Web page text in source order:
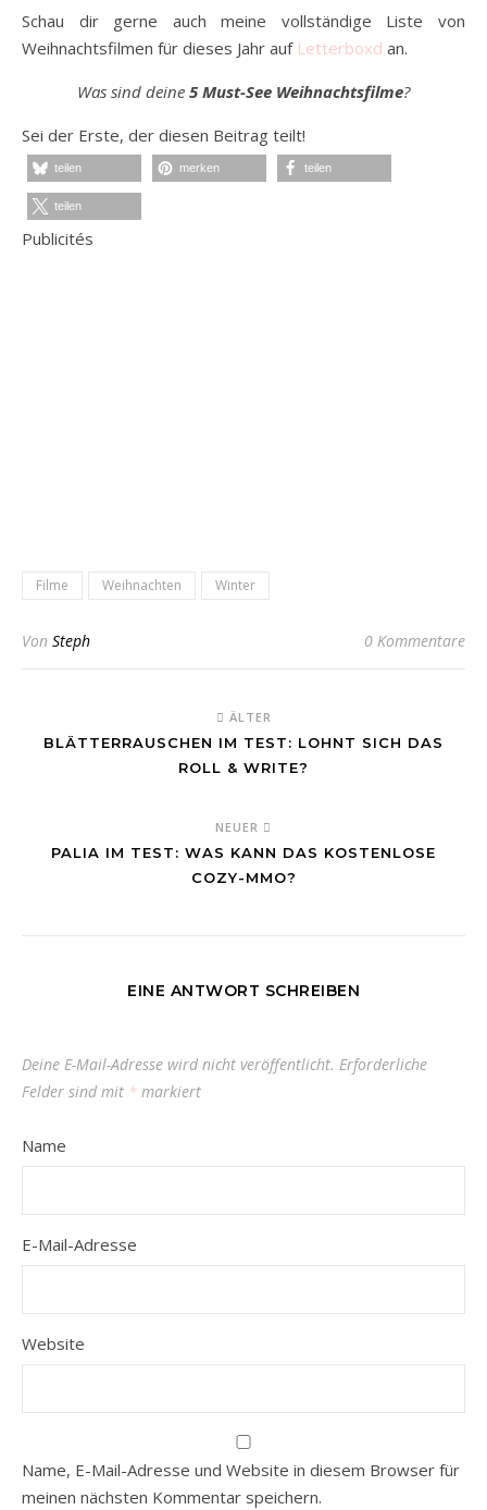
Schau dir gerne auch meine vollständige Liste von
Weihnachtsfilmen für dieses Jahr auf Letterboxd an.
Was sind deine 5 Must-See Weihnachtsfilme?
Sei der Erste, der diesen Beitrag teilt!
teilen merken teilen
teilen
Publicités
Filme Weihnachten Winter
Von Steph 0 Kommentare
ÄLTER
BLÄTTERRAUSCHEN IM TEST: LOHNT SICH DAS
ROLL & WRITE?
NEUER
PALIA IM TEST: WAS KANN DAS KOSTENLOSE
COZY-MMO?
EINE ANTWORT SCHREIBEN
Deine E-Mail-Adresse wird nicht veröffentlicht. Erforderliche
Felder sind mit * markiert
Name
E-Mail-Adresse
Website
Name, E-Mail-Adresse und Website in diesem Browser für
meinen nächsten Kommentar speichern.